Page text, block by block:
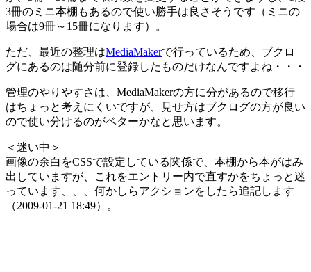
3冊のミニ本棚もあるので使い勝手は良さそうです（ミニの
場合は9冊～15冊になります）。
ただ、最近の整理はMediaMakerで行っているため、ブクロ
グにあるのは随分前に登録したものだけなんですよね・・・
管理のやりやすさは、MediaMakerの方に分があるので移行
はちょっと考えにくいですが、見せ方はブクログの方が良い
ので使い分けるのがベターかなと思います。
＜迷い中＞
画像の余白をCSSで設定している関係で、本棚から本がはみ
出していますが、これをエントリー内で直すかをちょっと迷
っています、、、何かしらアクションをしたら追記します
（2009-01-21 18:49）。